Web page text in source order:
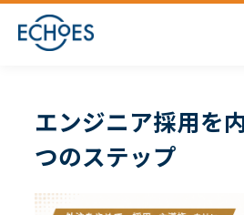
ホーム
エンジニア採用を内製化する３つのステップ
エンジニア採用を
つのステップ